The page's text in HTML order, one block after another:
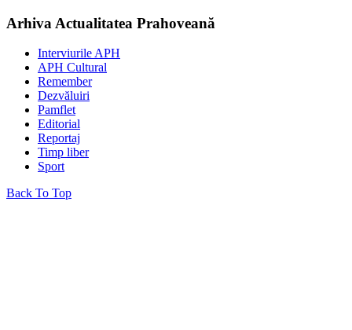
Arhiva Actualitatea Prahoveană
Interviurile APH
APH Cultural
Remember
Dezvăluiri
Pamflet
Editorial
Reportaj
Timp liber
Sport
Back To Top